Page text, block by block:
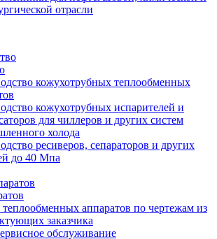
отрасли
кожухотрубных теплообменных
кожухотрубных испарителей и
для чиллеров и других систем
холода
ресиверов, сепараторов и других
до 40 Мпа
аппаратов по чертежам из
заказчика